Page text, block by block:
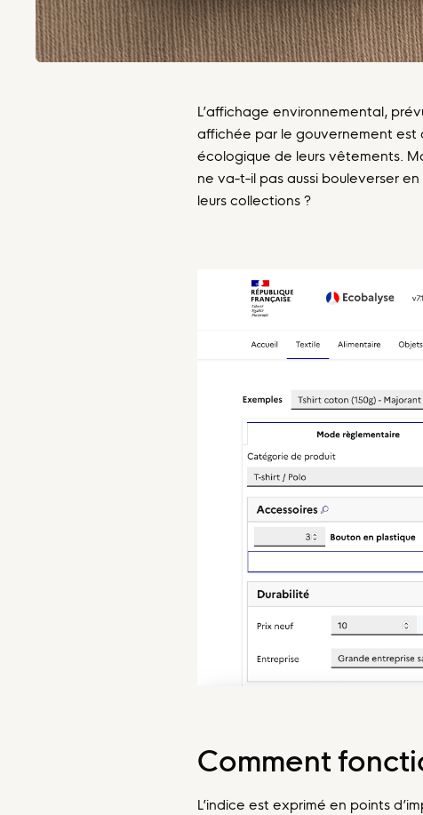
L’affichage environnemental,
affichée par le gouvernement est
écologique de leurs vêtements.
ne va-t-il pas aussi bouleverser
leurs collections ?
Comment
L’indice est exprimé en points